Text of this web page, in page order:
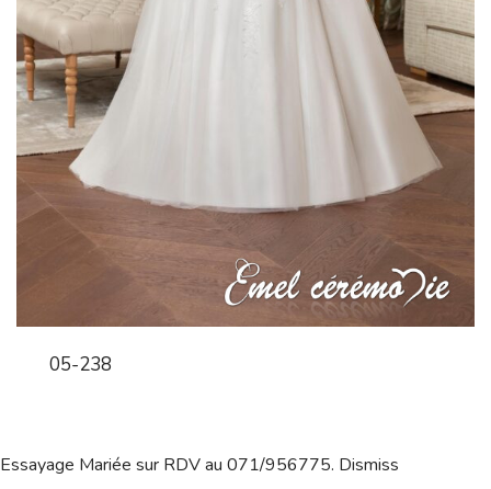
05-238
Essayage Mariée sur RDV au 071/956775. Dismiss